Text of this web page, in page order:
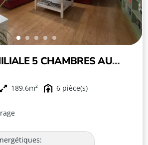
5 CHAMBRES AU
PAISIBLE À
189.6 6